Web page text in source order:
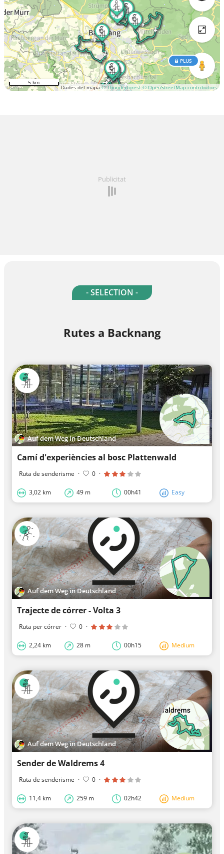
Dades del mapa© Thunderforest © OpenStreetMap contributors
PLUS
5 km
Publicitat
- SELECTION -
Rutes a Backnang
Auf dem Weg in Deutschland
Camí d'experiències al bosc Plattenwald
Ruta de senderisme · 0 ·
3,02 km 49 m 00h41 Easy
Auf dem Weg in Deutschland
Trajecte de córrer - Volta 3
Ruta per córrer · 0 ·
2,24 km 28 m 00h15 Medium
Auf dem Weg in Deutschland
Sender de Waldrems 4
Ruta de senderisme · 0 ·
11,4 km 259 m 02h42 Medium